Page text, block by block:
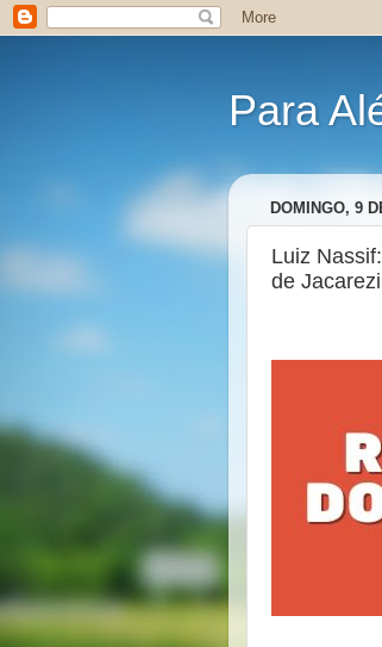
Para
DOMINGO, 9
Luiz
de